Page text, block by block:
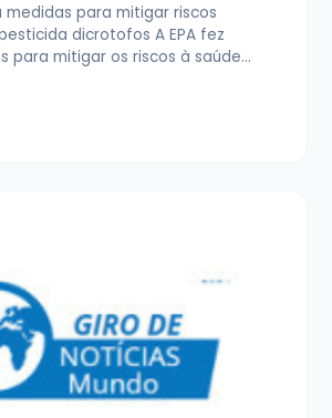
medidas para mitigar riscos
dicrotofos A EPA fez
para mitigar os riscos à saúde…